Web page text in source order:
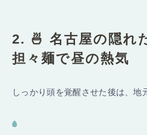
2. 🍜 名古屋の隠れ
担々麺で昼の熱気
しっかり頭を覚醒させた後は、地